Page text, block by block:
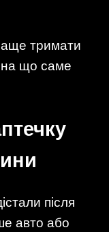
тримати
на що саме
після
авто або